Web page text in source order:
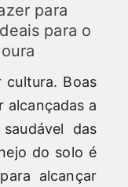
para
para o
cultura. Boas
alcançadas a
das
do solo é
alcançar